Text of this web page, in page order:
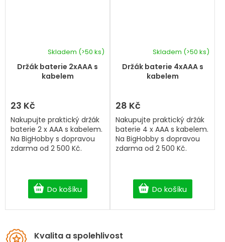
Držák baterie 2xAAA s
kabelem
Skladem (>50 ks)
23 Kč
Do košíku
Nakupujte praktický držák
baterie 2 x AAA s kabelem.
Na BigHobby s dopravou
zdarma od 2 500 Kč.
Držák baterie 4xAAA s
kabelem
hodnocení
z
hvězdiček.
Skladem (>50 ks)
28 Kč
Do košíku
Nakupujte praktický držák
baterie 4 x AAA s kabelem.
Na BigHobby s dopravou
zdarma od 2 500 Kč.
Kvalita a spolehlivost